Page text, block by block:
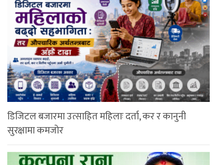
डिजिटल बजारमा उत्साहित महिलाः दर्ता, कर र कानुनी
सुरक्षामा कमजोर